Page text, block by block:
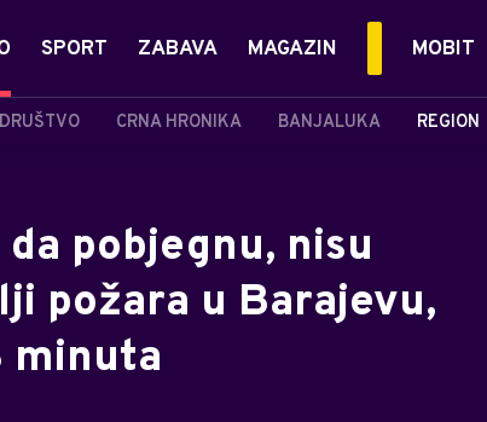
DRUŠTVO CRNA HRONIKA BANJALUKA REGION
SPORT ZABAVA MAGAZIN MOBIT
pobjegnu, nisu
požara u Barajevu,
minuta